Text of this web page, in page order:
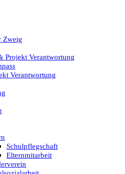
Zweig
Projekt Verantwortung
Verantwortung
Schulpflegschaft
Elternmitarbeit